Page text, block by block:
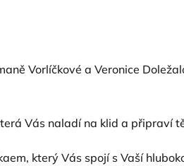
Vorlíčkové a Veronice
Vás naladí na klid a připraví
který Vás spojí s Vaší